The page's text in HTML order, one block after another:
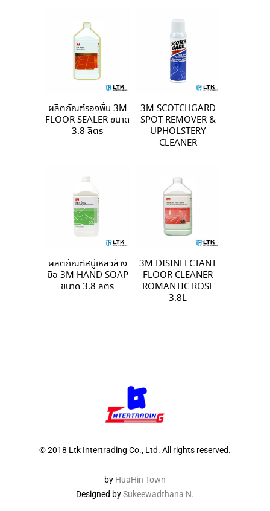
ผลิตภัณฑ์รองพื้น 3M
FLOOR SEALER ขนาด
3.8 ลิตร
3M SCOTCHGARD
SPOT REMOVER &
UPHOLSTERY
CLEANER
ผลิตภัณฑ์สบู่เหลวล้าง
มือ 3M HAND SOAP
ขนาด 3.8 ลิตร
3M DISINFECTANT
FLOOR CLEANER
ROMANTIC ROSE
3.8L
© 2018 Ltk Intertrading Co., Ltd. All rights reserved.
by HuaHin Town
Designed bySukeewadthana N.